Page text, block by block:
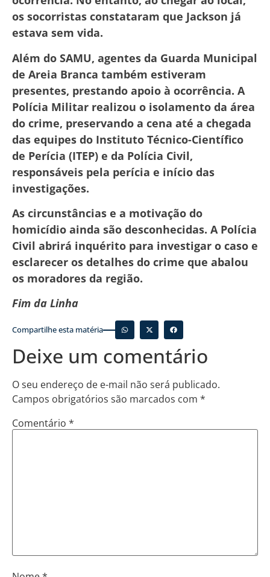
os socorristas constataram que Jackson já
estava sem vida.
Além do SAMU, agentes da Guarda Municipal
de Areia Branca também estiveram
presentes, prestando apoio à ocorrência. A
Polícia Militar realizou o isolamento da área
do crime, preservando a cena até a chegada
das equipes do Instituto Técnico-Científico
de Perícia (ITEP) e da Polícia Civil,
responsáveis pela perícia e início das
investigações.
As circunstâncias e a motivação do
homicídio ainda são desconhecidas. A Polícia
Civil abrirá inquérito para investigar o caso e
esclarecer os detalhes do crime que abalou
os moradores da região.
Fim da Linha
Compartilhe esta matéria
Deixe um comentário
O seu endereço de e-mail não será publicado.
Campos obrigatórios são marcados com *
Comentário *